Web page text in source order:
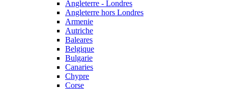
Angleterre - Londres
Angleterre hors Londres
Armenie
Autriche
Baleares
Belgique
Bulgarie
Canaries
Chypre
Corse